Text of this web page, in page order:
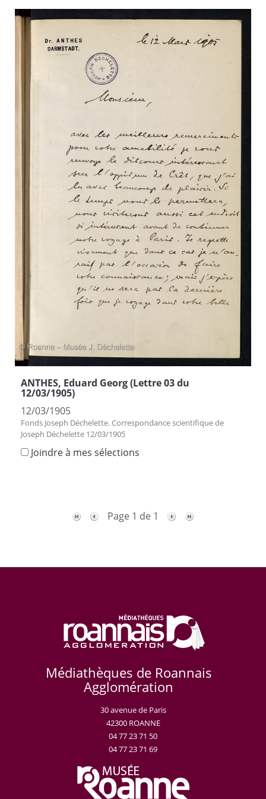
ANTHES, Eduard Georg (Lettre 03 du
12/03/1905)
12/03/1905
Fonds Joseph Déchelette. Correspondance scientifique de
Joseph Déchelette 12/03/1905
Joindre à mes sélections
Page 1 de 1
Médiathèques de Roannais
Agglomération
30 avenue de Paris
42300 ROANNE
04 77 23 71 50
04 77 23 71 69